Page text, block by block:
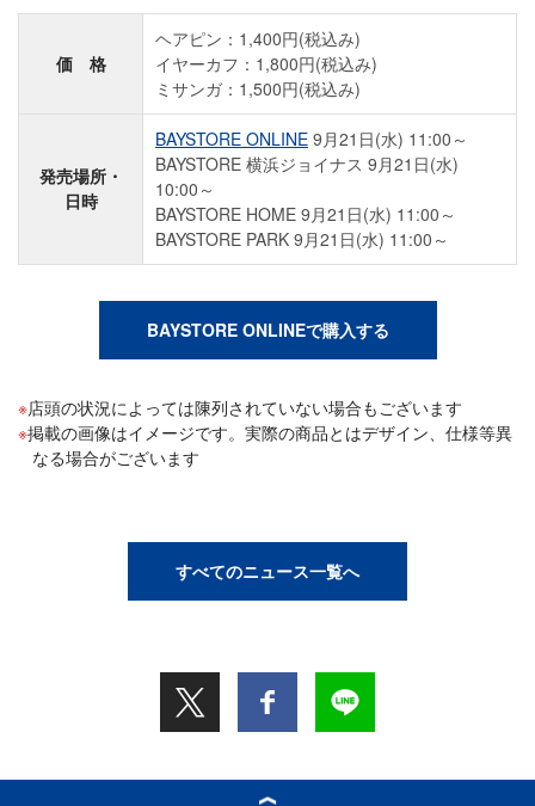
価 格
ヘアピン：1,400円(税込み)
イヤーカフ：1,800円(税込み)
ミサンガ：1,500円(税込み)
発売場所・
日時
BAYSTORE ONLINE 9月21日(水) 11:00～
BAYSTORE 横浜ジョイナス 9月21日(水)
10:00～
BAYSTORE HOME 9月21日(水) 11:00～
BAYSTORE PARK 9月21日(水) 11:00～
BAYSTORE ONLINEで購入する
店頭の状況によっては陳列されていない場合もございます
掲載の画像はイメージです。実際の商品とはデザイン、仕様等異
なる場合がございます
すべてのニュース一覧へ